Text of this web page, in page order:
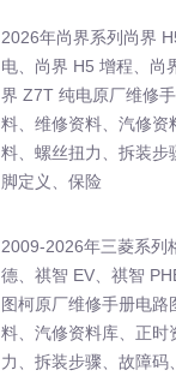
2026年尚界系列尚界
电、尚界 H5 增程、尚
界 Z7T 纯电原厂维修
料、维修资料、汽修资
料、螺丝扭力、拆装步
脚定义、保险
2009-2026年三菱系列
德、祺智 EV、祺智
图柯原厂维修手册电路
料、汽修资料库、正时
力、拆装步骤、故障码